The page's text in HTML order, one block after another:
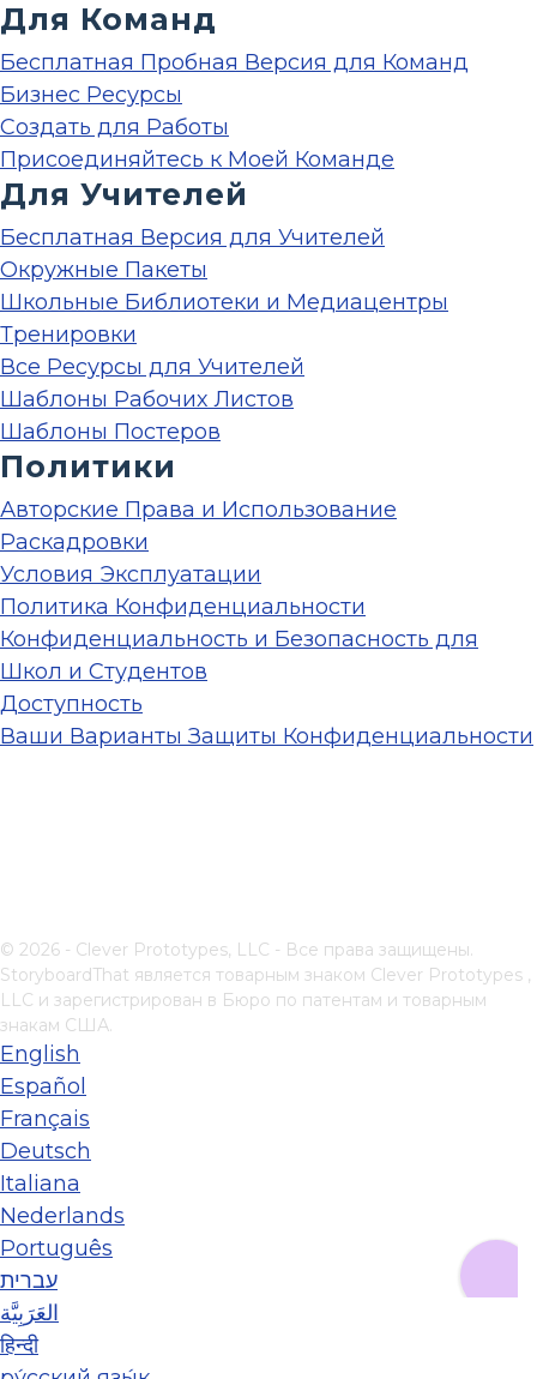
Для Команд
Бесплатная Пробная Версия для Команд
Бизнес Ресурсы
Создать для Работы
Присоединяйтесь к Моей Команде
Для Учителей
Бесплатная Версия для Учителей
Окружные Пакеты
Школьные Библиотеки и Медиацентры
Тренировки
Все Ресурсы для Учителей
Шаблоны Рабочих Листов
Шаблоны Постеров
Политики
Авторские Права и Использование
Раскадровки
Условия Эксплуатации
Политика Конфиденциальности
Конфиденциальность и Безопасность для
Школ и Студентов
Доступность
Ваши Варианты Защиты Конфиденциальности
© 2026 - Clever Prototypes, LLC - Все права защищены.
StoryboardThat является товарным знаком Clever Prototypes ,
LLC и зарегистрирован в Бюро по патентам и товарным
знакам США.
English
Español
Français
Deutsch
Italiana
Nederlands
Português
עברית
العَرَبِيَّة
हिन्दी